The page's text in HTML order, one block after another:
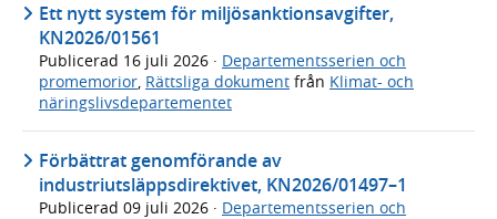
Ett nytt system för miljösanktionsavgifter,
KN2026/01561
Publicerad 16 juli 2026 · Departementsserien och
promemorior, Rättsliga dokument från Klimat- och
näringslivsdepartementet
Förbättrat genomförande av
industriutsläppsdirektivet, KN2026/01497–1
Publicerad 09 juli 2026 · Departementsserien och